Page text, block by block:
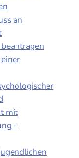
an
mit
–